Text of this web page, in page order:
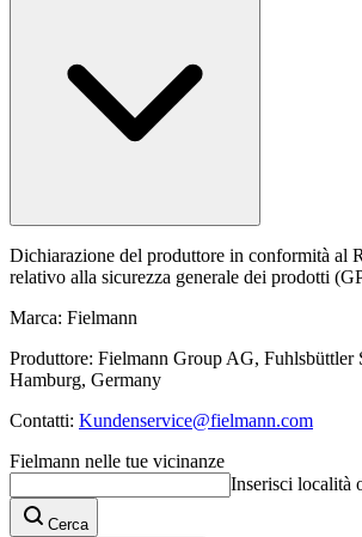
Dichiarazione del produttore in conformità al
relativo alla sicurezza generale dei prodotti
Marca: Fielmann
Produttore: Fielmann Group AG, Fuhlsbüttler
Hamburg, Germany
Contatti: Kundenservice@fielmann.com
Fielmann nelle tue vicinanze
Inserisci località
Cerca